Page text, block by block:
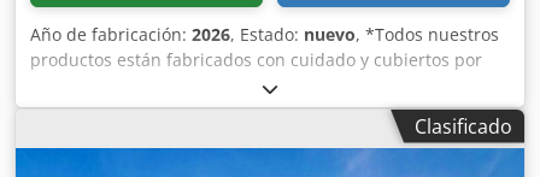
Año de fabricación: 2026, Estado: nuevo, *Todos nuestros
productos están fabricados con cuidado y cubiertos por
una garantía de 1 año. *Instalación y capacitación del
operador GRATIS La planta de cribado de arena móvil de la
serie ME de FABO es una solución ideal para clasificar
materiales que se suministran pre-triturados. La ventaja
Clasificado